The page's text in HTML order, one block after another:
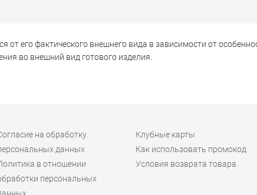
от его фактического внешнего вида в зависимости от
во внешний вид готового изделия.
на обработку
данных
в отношении
персональных
Клубные карты
Как использовать промокод
Условия возврата товара